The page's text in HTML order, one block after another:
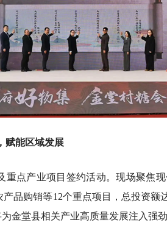
赋能区域发展
重点产业项目签约活动。现场聚焦
品购销等12个重点项目，总投资额
金堂县相关产业高质量发展注入强劲